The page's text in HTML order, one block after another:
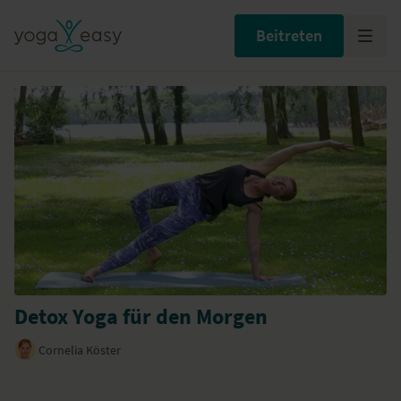
Beitreten
Detox Yoga für den Morgen
Cornelia Köster